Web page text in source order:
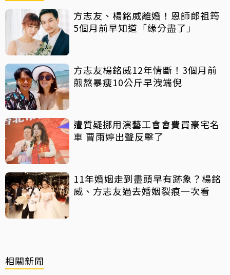
方志友、楊銘威離婚！恩師郎祖筠
5個月前早知道「緣分盡了」
方志友楊銘威12年情斷！3個月前
煎熬暴瘦10公斤早洩端倪
遭質疑挪用演藝工會會費買豪宅名
車 曹雨婷出聲反擊了
11年婚姻走到盡頭早有跡象？楊銘
威、方志友過去婚姻裂痕一次看
相關新聞